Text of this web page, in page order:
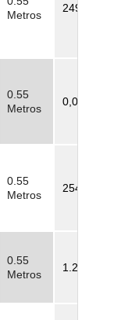
Metros
0.55
Metros
0,00
0.55
Metros
0.55
Metros